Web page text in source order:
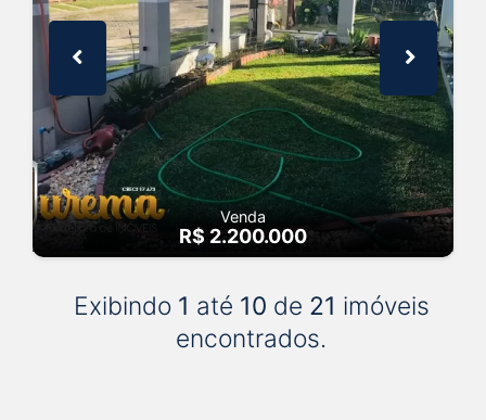
Venda
R$ 2.200.000
Exibindo 1 até 10 de 21 imóveis
encontrados.